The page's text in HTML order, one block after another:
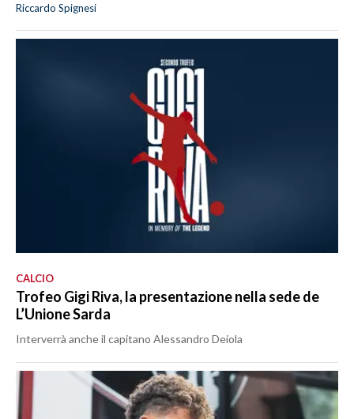
Riccardo Spignesi
CALCIO
Trofeo Gigi Riva, la presentazione nella sede de
L’Unione Sarda
Interverrà anche il capitano Alessandro Deiola